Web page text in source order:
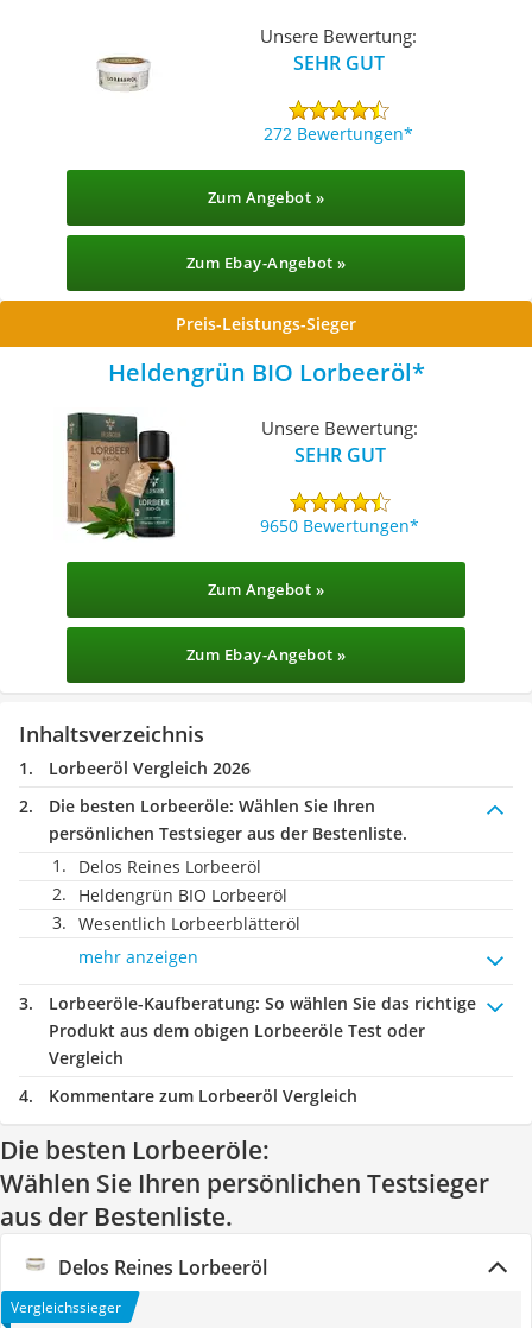
Unsere Bewertung:
SEHR GUT
272 Bewertungen
Zum Angebot »
Zum Ebay-Angebot »
Preis-Leistungs-Sieger
Heldengrün BIO Lorbeeröl
Unsere Bewertung:
SEHR GUT
9650 Bewertungen
Zum Angebot »
Zum Ebay-Angebot »
Inhaltsverzeichnis
Lorbeeröl Vergleich 2026
Die besten Lorbeeröle: Wählen Sie Ihren
persönlichen Testsieger aus der Bestenliste.
Delos Reines Lorbeeröl
Heldengrün BIO Lorbeeröl
Wesentlich Lorbeerblätteröl
mehr anzeigen
Lorbeeröle-Kaufberatung: So wählen Sie das richtige
Produkt aus dem obigen Lorbeeröle Test oder
Vergleich
Kommentare zum Lorbeeröl Vergleich
Die besten Lorbeeröle:
Wählen Sie Ihren persönlichen Testsieger
aus der Bestenliste.
Delos Reines Lorbeeröl
Vergleichssieger